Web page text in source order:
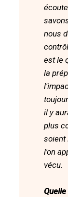
nous
est le
la
il y
plus
soient
l'on
vécu.